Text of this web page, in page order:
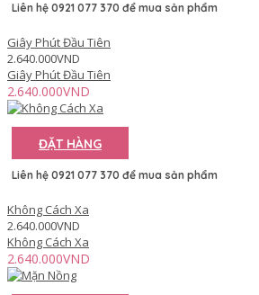
Liên hệ 0921 077 370 để mua sản phẩm
Giây Phút Đầu Tiên
2.640.000VND
Giây Phút Đầu Tiên
2.640.000VND
ĐẶT HÀNG
Liên hệ 0921 077 370 để mua sản phẩm
Không Cách Xa
2.640.000VND
Không Cách Xa
2.640.000VND